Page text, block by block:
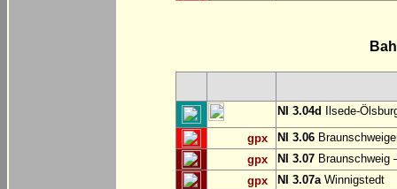
NI 3.04d Ilsede-
gpx NI 3.06
gpx
NI 3.07 Braunschweig
gpx
NI 3.07aWinnigstedt